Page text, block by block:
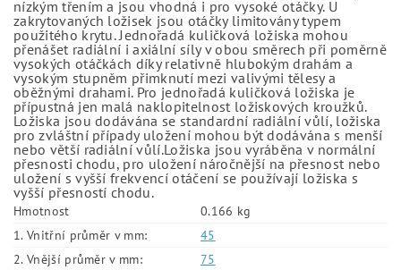
nízkým třením a jsou vhodná i pro vysoké otáčky. U
zakrytovaných ložisek jsou otáčky limitovány typem
použitého krytu. Jednořadá kuličková ložiska mohou
přenášet radiální i axiální síly v obou směrech při poměrně
vysokých otáčkách díky relativně hlubokým drahám a
vysokým stupněm přimknutí mezi valivými tělesy a
oběžnými drahami. Pro jednořadá kuličková ložiska je
přípustná jen malá naklopitelnost ložiskových kroužků.
Ložiska jsou dodávána se standardní radiální vůlí, ložiska
pro zvláštní případy uložení mohou být dodávána s menší
nebo větší radiální vůlí.Ložiska jsou vyráběna v normální
přesnosti chodu, pro uložení náročnější na přesnost nebo
uložení s vyšší frekvencí otáčení se používají ložiska s
vyšší přesností chodu.
Hmotnost
0.166 kg
1. Vnitřní průměr v mm:
45
2. Vnější průměr v mm:
75